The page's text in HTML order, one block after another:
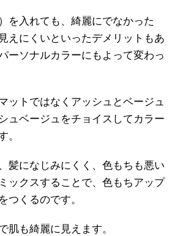
を入れても、綺麗にでなかった
えにくいといったデメリットもあ
ーソナルカラーにもよって変わっ
ットではなくアッシュとベージュ
ュベージュをチョイスしてカラー
。
髪になじみにくく、色もちも悪い
ックスすることで、色もちアップ
つくるのです。
肌も綺麗に見えます。